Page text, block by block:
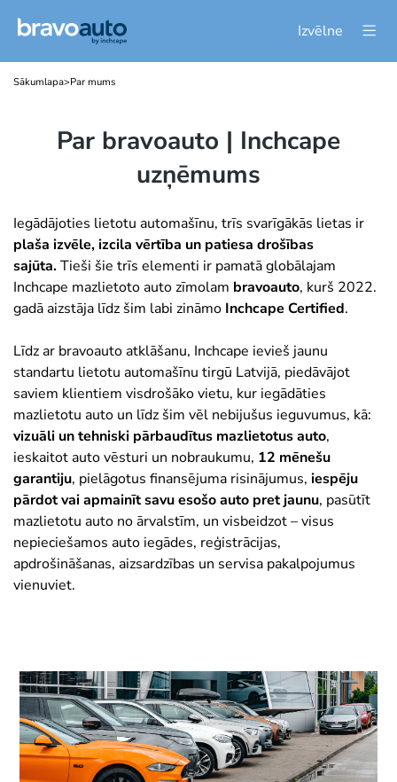
Izvēlne
Sākumlapa>Par mums
Par bravoauto | Inchcape
uzņēmums
Iegādājoties lietotu automašīnu, trīs svarīgākās lietas ir
plaša izvēle, izcila vērtība un patiesa drošības
sajūta.Tieši šie trīs elementi ir pamatā globālajam
Inchcape mazlietoto auto zīmolam bravoauto, kurš 2022.
gadā aizstāja līdz šim labi zināmo Inchcape Certified.
Līdz ar bravoauto atklāšanu, Inchcape ievieš jaunu
standartu lietotu automašīnu tirgū Latvijā, piedāvājot
saviem klientiem visdrošāko vietu, kur iegādāties
mazlietotu auto un līdz šim vēl nebijušus ieguvumus, kā:
vizuāli un tehniski pārbaudītus mazlietotus auto,
ieskaitot auto vēsturi un nobraukumu, 12 mēnešu
garantiju, pielāgotus finansējuma risinājumus, iespēju
pārdot vai apmainīt savu esošo auto pret jaunu, pasūtīt
mazlietotu auto no ārvalstīm, un visbeidzot – visus
nepieciešamos auto iegādes, reģistrācijas,
apdrošināšanas, aizsardzības un servisa pakalpojumus
vienuviet.